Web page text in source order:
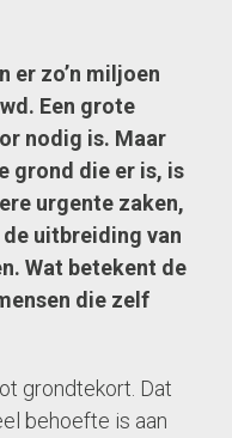
er zo’n miljoen
Een grote
nodig is. Maar
grond die er is, is
urgente zaken,
uitbreiding van
Wat betekent de
die zelf
grondtekort. Dat
behoefte is aan